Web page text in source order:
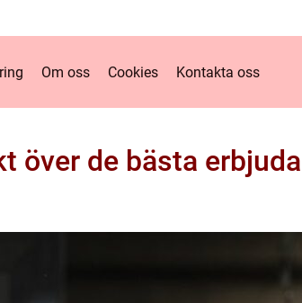
Om oss Cookies Kontakta oss
över de bästa